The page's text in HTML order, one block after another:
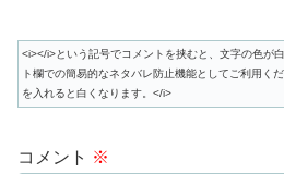
<i></i>という記号でコメントを挟むと、文字の色が
ト欄での簡易的なネタバレ防止機能としてご利用く
を入れると白くなります。</i>
コメント ※